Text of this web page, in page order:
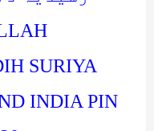
SURIYA
INDIA PIN